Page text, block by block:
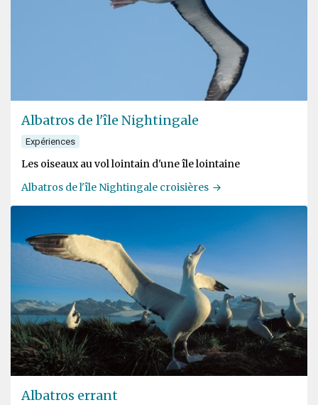
Albatros de l'île Nightingale
Expériences
Les oiseaux au vol lointain d'une île lointaine
Albatros de l'île Nightingale croisières
Albatros errant